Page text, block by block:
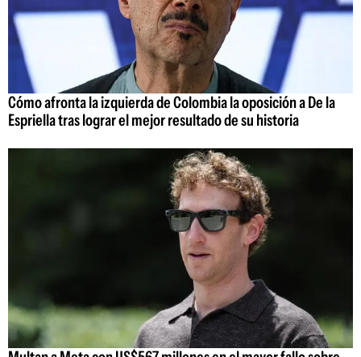
Cómo afronta la izquierda de Colombia la oposición a De la
Espriella tras lograr el mejor resultado de su historia